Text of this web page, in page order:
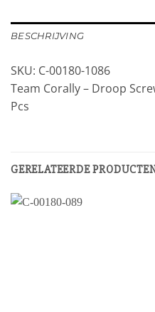
BESCHRIJVING
SKU: C-00180-1086
Team Corally – Droop
Pcs
GERELATEERDE